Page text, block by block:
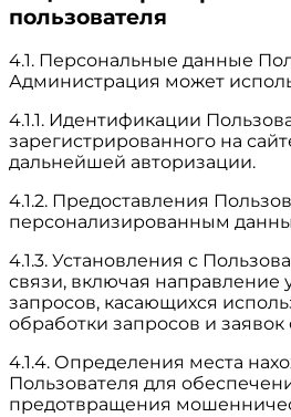
пользователя
4.1. Персональные данные
Администрация может
4.1.1. Идентификации
зарегистрированного на
дальнейшей авторизации.
4.1.2. Предоставления
персонализированным
4.1.3. Установления с
связи, включая направление
запросов, касающихся
обработки запросов и заявок
4.1.4. Определения места
Пользователя для
предотвращения